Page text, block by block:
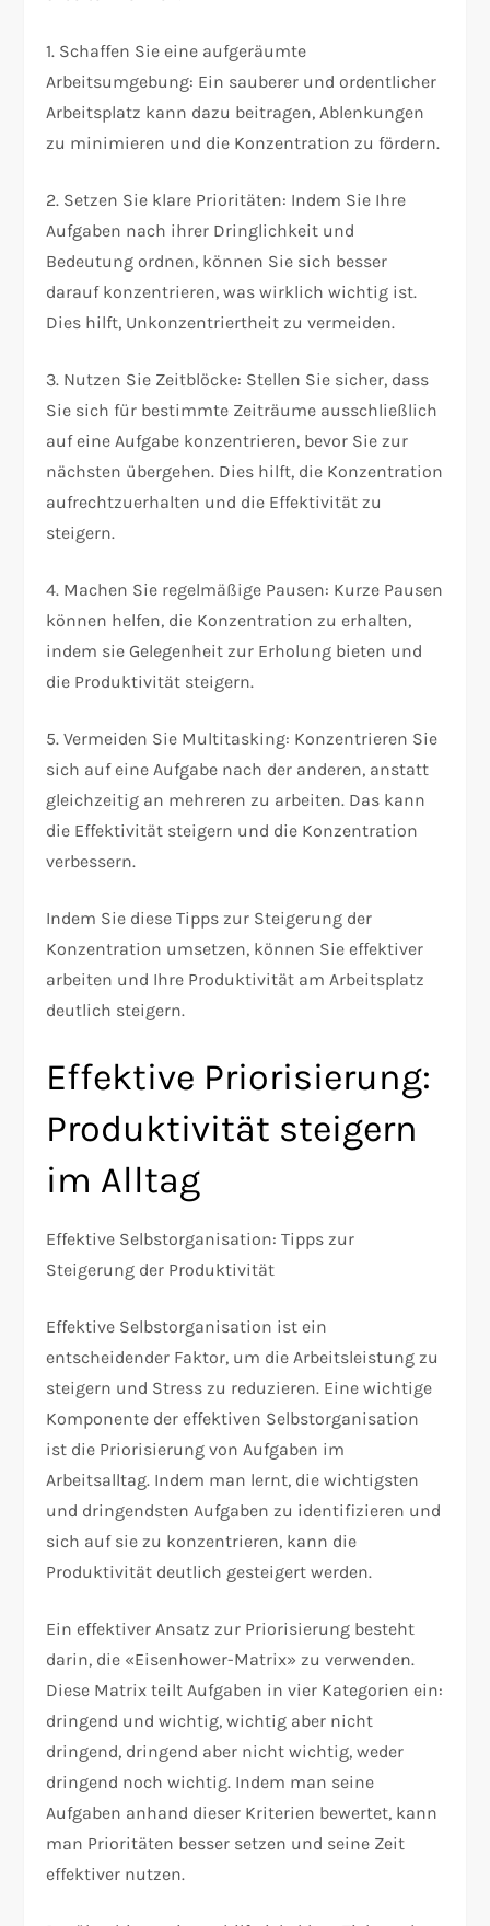
1. Schaffen Sie eine aufgeräumte
Arbeitsumgebung: Ein sauberer und ordentlicher
Arbeitsplatz kann dazu beitragen, Ablenkungen
zu minimieren und die Konzentration zu fördern.
2. Setzen Sie klare Prioritäten: Indem Sie Ihre
Aufgaben nach ihrer Dringlichkeit und
Bedeutung ordnen, können Sie sich besser
darauf konzentrieren, was wirklich wichtig ist.
Dies hilft, Unkonzentriertheit zu vermeiden.
3. Nutzen Sie Zeitblöcke: Stellen Sie sicher, dass
Sie sich für bestimmte Zeiträume ausschließlich
auf eine Aufgabe konzentrieren, bevor Sie zur
nächsten übergehen. Dies hilft, die Konzentration
aufrechtzuerhalten und die Effektivität zu
steigern.
4. Machen Sie regelmäßige Pausen: Kurze Pausen
können helfen, die Konzentration zu erhalten,
indem sie Gelegenheit zur Erholung bieten und
die Produktivität steigern.
5. Vermeiden Sie Multitasking: Konzentrieren Sie
sich auf eine Aufgabe nach der anderen, anstatt
gleichzeitig an mehreren zu arbeiten. Das kann
die Effektivität steigern und die Konzentration
verbessern.
Indem Sie diese Tipps zur Steigerung der
Konzentration umsetzen, können Sie effektiver
arbeiten und Ihre Produktivität am Arbeitsplatz
deutlich steigern.
Effektive Priorisierung:
Produktivität steigern
im Alltag
Effektive Selbstorganisation: Tipps zur
Steigerung der Produktivität
Effektive Selbstorganisation ist ein
entscheidender Faktor, um die Arbeitsleistung zu
steigern und Stress zu reduzieren. Eine wichtige
Komponente der effektiven Selbstorganisation
ist die Priorisierung von Aufgaben im
Arbeitsalltag. Indem man lernt, die wichtigsten
und dringendsten Aufgaben zu identifizieren und
sich auf sie zu konzentrieren, kann die
Produktivität deutlich gesteigert werden.
Ein effektiver Ansatz zur Priorisierung besteht
darin, die «Eisenhower-Matrix» zu verwenden.
Diese Matrix teilt Aufgaben in vier Kategorien ein:
dringend und wichtig, wichtig aber nicht
dringend, dringend aber nicht wichtig, weder
dringend noch wichtig. Indem man seine
Aufgaben anhand dieser Kriterien bewertet, kann
man Prioritäten besser setzen und seine Zeit
effektiver nutzen.